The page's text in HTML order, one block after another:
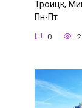
Троицк,
Пн-Пт
0